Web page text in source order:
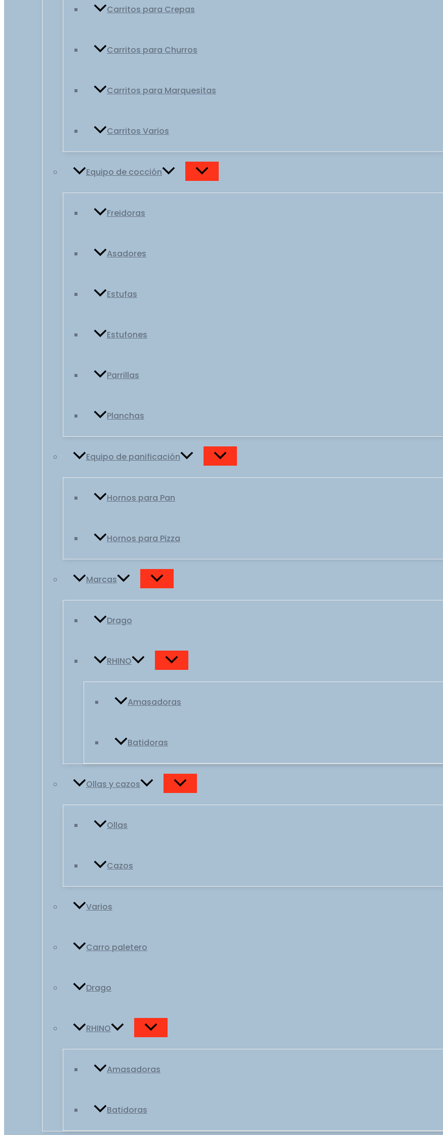
Carritos para Crepas
Carritos para Churros
Carritos para Marquesitas
Carritos Varios
Equipo de cocción
Freidoras
Asadores
Estufas
Estufones
Parrillas
Planchas
Equipo de panificación
Hornos para Pan
Hornos para Pizza
Marcas
Drago
RHINO
Amasadoras
Batidoras
Ollas y cazos
Ollas
Cazos
Varios
Carro paletero
Drago
RHINO
Amasadoras
Batidoras